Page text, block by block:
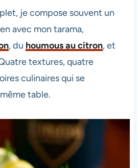
je compose souvent un
avec mon tarama,
, du houmous au citron, et
textures, quatre
culinaires qui se
table.